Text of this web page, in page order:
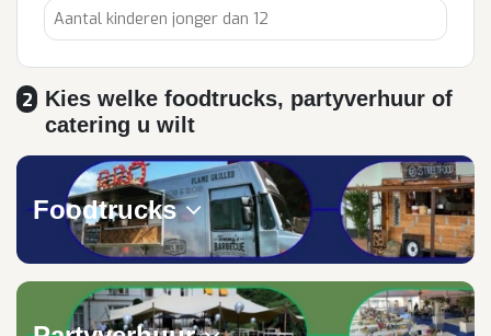
2
Kies welke foodtrucks, partyverhuur of
catering u wilt
Foodtrucks